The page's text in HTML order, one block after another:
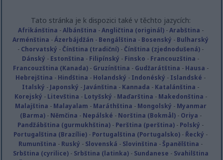
Tato stránka je k dispozici také v těchto jazycích:
Afrikánština -Albánština -Angličtina (originál)-Arabština -
Arménština -Ázerbájdžán - Bengálština - Bosenský - Bulharský
- Chorvatský - Čínština (tradiční) - Čínština (zjednodušená) -
Dánský - Estonština - Filipínský - Finsko - Francouzština -
Francouzština (Kanada)- Gruzínština - Gudžarátština - Hausa -
Hebrejština - Hindština - Holandský - Indonéský - Islandské -
Italský - Japonský - Javánština - Kannada - Katalánština -
Korejský - Litevština - Lotyšský - Maďarština - Makedonština -
Malajština - Malayalam - Maráthština - Mongolský - Myanmar
(Barma)- Němčina - Nepálské - Norština (Bokmål)- Oriya -
Pandžábština (gurmukhština) - Perština (perština) - Polský -
Portugalština (Brazílie) - Portugalština (Portugalsko) - Řecký -
Rumunština - Ruský - Slovenská - Slovinština -Španělština -
Srbština (cyrilice)- Srbština (latinka)- Sundanese - Svahilština